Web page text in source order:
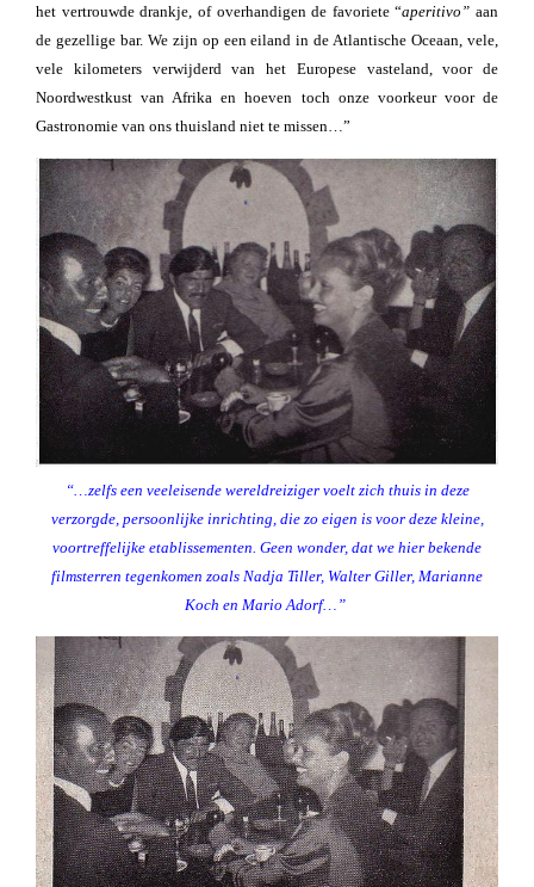
het vertrouwde drankje, of overhandigen de favoriete “aperitivo” aan
de gezellige bar. We zijn op een eiland in de Atlantische Oceaan, vele,
vele kilometers verwijderd van het Europese vasteland, voor de
Noordwestkust van Afrika en hoeven toch onze voorkeur voor de
Gastronomie van ons thuisland niet te missen…”
“…zelfs een veeleisende wereldreiziger voelt zich thuis in deze
verzorgde, persoonlijke inrichting, die zo eigen is voor deze kleine,
voortreffelijke etablissementen. Geen wonder, dat we hier bekende
filmsterren tegenkomen zoals Nadja Tiller, Walter Giller, Marianne
Koch en Mario Adorf…”